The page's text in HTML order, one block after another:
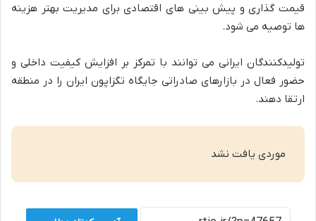
قیمت گذاری و پیش بینی های اقتصادی برای مدیریت بهتر هزینه
ها توصیه می شود.
تولیدکنندگان ایرانی می توانند با تمرکز بر افزایش کیفیت داخلی و
حضور فعال در بازارهای صادراتی جایگاه تگزاپون ایران را در منطقه
ارتقا دهند.
موردی یافت نشد